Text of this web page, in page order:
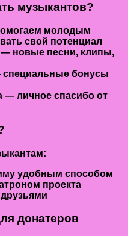
музыкантов?
молодым
свой потенциал
— новые песни, клипы,
бонусы
— личное спасибо от
удобным способом
проекта
донатеров